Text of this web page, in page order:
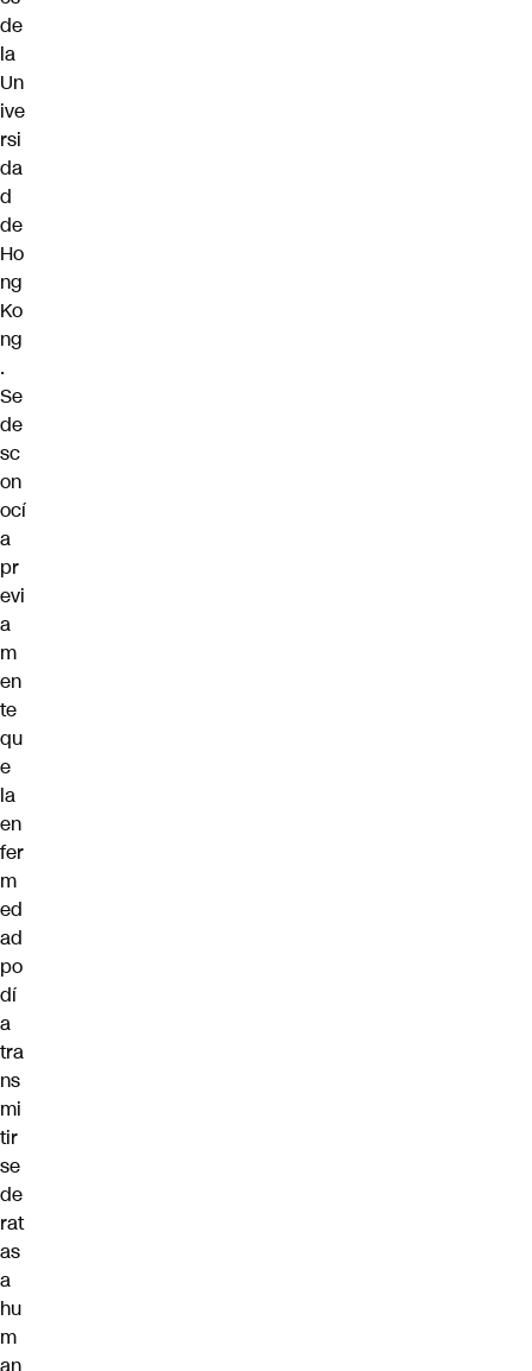
de
la
Un
ive
rsi
da
d
de
Ho
ng
Ko
ng
.
Se
de
sc
on
ocí
a
pr
evi
a
m
en
te
qu
e
la
en
fer
m
ed
ad
po
dí
a
tra
ns
mi
tir
se
de
rat
as
a
hu
m
an